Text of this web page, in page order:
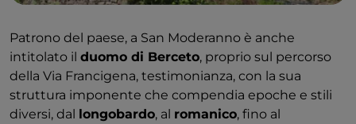
Patrono del paese, a San Moderanno è anche
intitolato il duomo di Berceto, proprio sul percorso
della Via Francigena, testimonianza, con la sua
struttura imponente che compendia epoche e stili
diversi, dal longobardo, al romanico, fino al